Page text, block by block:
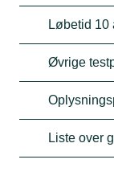
Løbetid 10
Øvrige
Liste over